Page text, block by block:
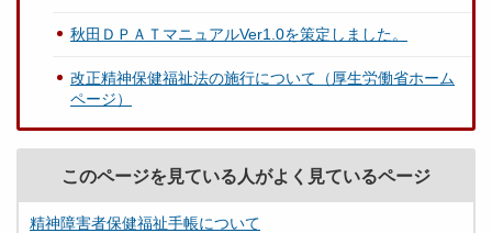
秋田ＤＰＡＴマニュアルVer1.0を策定しました。
改正精神保健福祉法の施行について（厚生労働省ホーム
ページ）
このページを見ている人がよく見ているページ
精神障害者保健福祉手帳について